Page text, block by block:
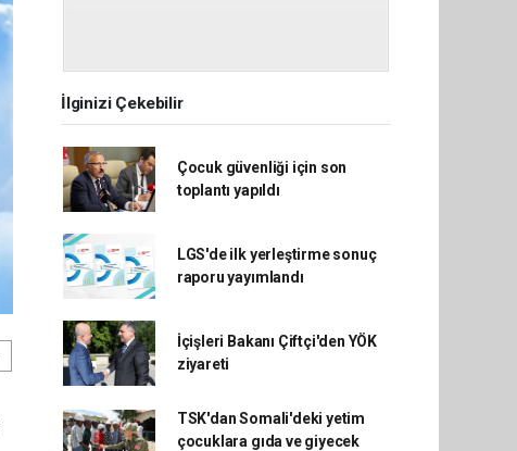
İlginizi Çekebilir
Çocuk güvenliği için son
toplantı yapıldı
LGS'de ilk yerleştirme sonuç
raporu yayımlandı
İçişleri Bakanı Çiftçi'den YÖK
ziyareti
TSK'dan Somali'deki yetim
çocuklara gıda ve giyecek